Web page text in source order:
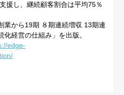
援し、継続顧客割合は平均75％
業から19期 ８期連続増収 13期連
経営の仕組み」を出版。
edge-